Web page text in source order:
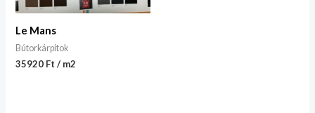
Le Mans
Bútorkárpitok
35920 Ft / m2